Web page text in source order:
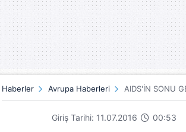
Haberler Avrupa Haberleri AIDS'İN SONU
Giriş Tarihi: 11.07.2016 00:53